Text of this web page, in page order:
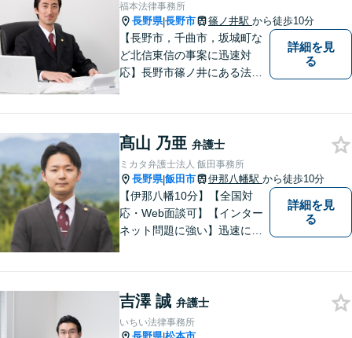
福本法律事務所
長野県|長野市 篠ノ井駅 から徒歩10分
【長野市，千曲市，坂城町な
ど北信東信の事案に迅速対
応】長野市篠ノ井にある法律
方は是非ご相談ください。迅
速に対応いたします。
詳細を見
る
髙山 乃亜 弁護士
ミカタ弁護士法人 飯田事務所
長野県|飯田市 伊那八幡駅 から徒歩10分
【伊那八幡10分】【全国対
応・Web面談可】【インター
ネット問題に強い】迅速に対
のようなことでも、お気軽に
ご相談ください。
詳細を見
る
吉澤 誠 弁護士
いちい法律事務所